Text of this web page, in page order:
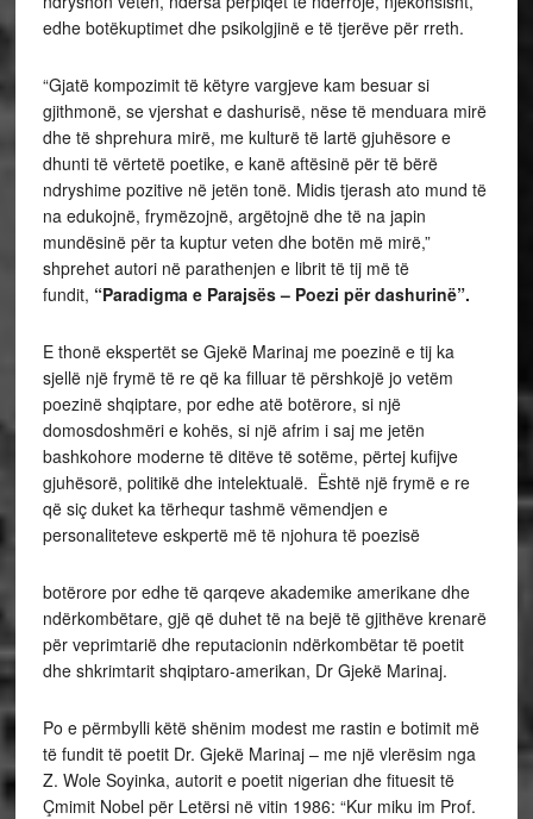
edhe botëkuptimet dhe psikolgjinë e të tjerëve për rreth.
“Gjatë kompozimit të këtyre vargjeve kam besuar si
gjithmonë, se vjershat e dashurisë, nëse të menduara mirë
dhe të shprehura mirë, me kulturë të lartë gjuhësore e
dhunti të vërtetë poetike, e kanë aftësinë për të bërë
ndryshime pozitive në jetën tonë. Midis tjerash ato mund të
na edukojnë, frymëzojnë, argëtojnë dhe të na japin
mundësinë për ta kuptur veten dhe botën më mirë,”
shprehet autori në parathenjen e librit të tij më të
fundit, “Paradigma e Parajsës – Poezi për dashurinë”.
E thonë ekspertët se Gjekë Marinaj me poezinë e tij ka
sjellë një frymë të re që ka filluar të përshkojë jo vetëm
poezinë shqiptare, por edhe atë botërore, si një
domosdoshmëri e kohës, si një afrim i saj me jetën
bashkohore moderne të ditëve të sotëme, përtej kufijve
gjuhësorë, politikë dhe intelektualë. Është një frymë e re
që siç duket ka tërhequr tashmë vëmendjen e
personaliteteve eskpertë më të njohura të poezisë
botërore por edhe të qarqeve akademike amerikane dhe
ndërkombëtare, gjë që duhet të na bejë të gjithëve krenarë
për veprimtarië dhe reputacionin ndërkombëtar të poetit
dhe shkrimtarit shqiptaro-amerikan, Dr Gjekë Marinaj.
Po e përmbylli këtë shënim modest me rastin e botimit më
të fundit të poetit Dr. Gjekë Marinaj – me një vlerësim nga
Z. Wole Soyinka, autorit e poetit nigerian dhe fituesit të
Çmimit Nobel për Letërsi në vitin 1986: “Kur miku im Prof.